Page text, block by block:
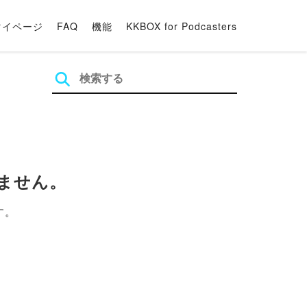
ページ FAQ 機能 KKBOX for Podcasters
ん。